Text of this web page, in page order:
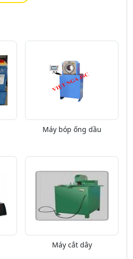
Máy bóp ống dầu
Máy cắt dây